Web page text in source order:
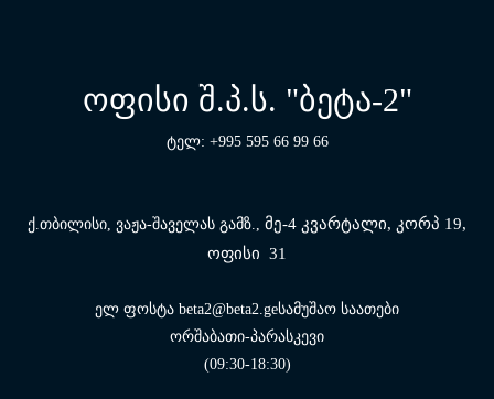
ოფისი შ.პ.ს. "ბეტა-2"
ტელ: +995 595 66 99 66
ქ.თბილისი, ვაჟა-შაველას გამზ., მე-4 კვარტალი, კორპ 19,
ოფისი 31
ელ ფოსტა beta2@beta2.geსამუშაო საათები
ორშაბათი-პარასკევი
(09:30-18:30)